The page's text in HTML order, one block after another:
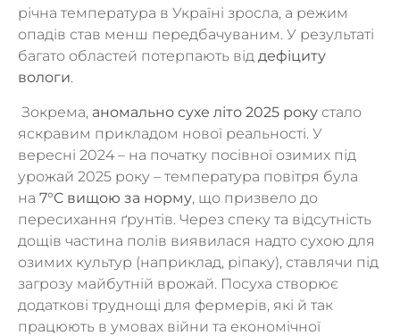
річна температура в Україні зросла, а режим
опадів став менш передбачуваним. У результаті
багато областей потерпають від дефіциту
вологи.
Зокрема, аномально сухе літо 2025 року стало
яскравим прикладом нової реальності. У
вересні 2024 – на початку посівної озимих під
урожай 2025 року – температура повітря була
на 7°C вищою за норму, що призвело до
пересихання ґрунтів. Через спеку та відсутність
дощів частина полів виявилася надто сухою для
озимих культур (наприклад, ріпаку), ставлячи під
загрозу майбутній врожай. Посуха створює
додаткові труднощі для фермерів, які й так
працюють в умовах війни та економічної